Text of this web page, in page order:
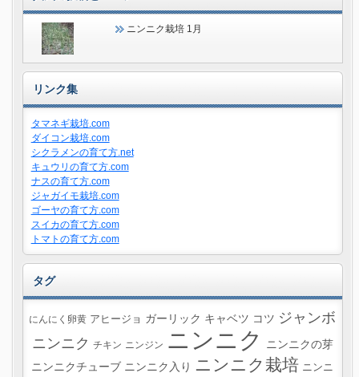
ニンニク栽培 1月
リンク集
タマネギ栽培.com
ダイコン栽培.com
シクラメンの育て方.net
キュウリの育て方.com
ナスの育て方.com
ジャガイモ栽培.com
ゴーヤの育て方.com
スイカの育て方.com
トマトの育て方.com
タグ
にんにく卵黄 アヒージョ ガーリック キャベツ コツ ジャンボ
ニンニク チキン ニンジン ニンニク
ニンニクの芽
ニンニクチューブ ニンニク入り ニンニク栽培 ニンニ